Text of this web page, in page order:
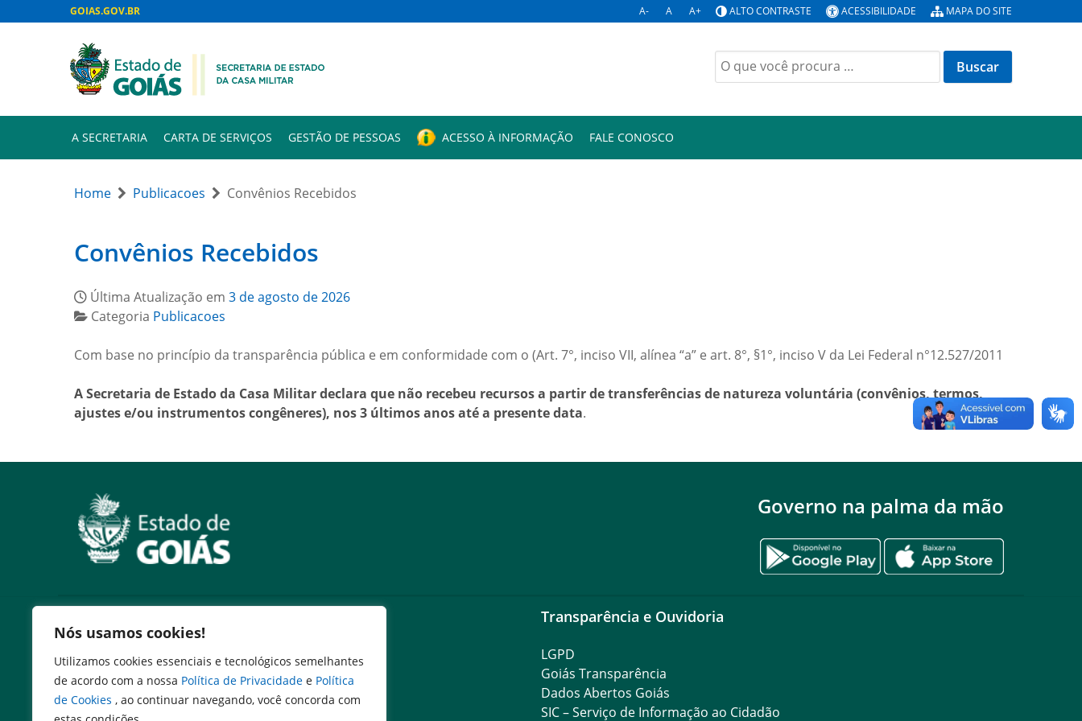
Nós usamos cookies!
Utilizamos cookies essenciais e tecnológicos semelhantes
de acordo com a nossa Política de Privacidade e Política
de Cookies , ao continuar navegando, você concorda com
GOIAS.GOV.BR A- A A+ ALTO CONTRASTE ACESSIBILIDADE MAPA DO SITE
Buscar
por:
A SECRETARIA CARTA DE SERVIÇOS GESTÃO DE PESSOAS ACESSO À INFORMAÇÃO FALE CONOSCO
Home Publicacoes Convênios Recebidos
Convênios Recebidos
Última Atualização em 3 de agosto de 2026
Categoria Publicacoes
Com base no princípio da transparência pública e em conformidade com o (Art. 7°, inciso VII, alínea “a” e art. 8°, §1°, inciso V da Lei Federal n°12.527/2011
A Secretaria de Estado da Casa Militar declara que não recebeu recursos a partir de transferências de natureza voluntária (convênios, termos,
ajustes e/ou instrumentos congêneres), nos 3 últimos anos até a presente data.
Governo na palma da mão
Secretaria de Estado da Casa Civil
Governo Federal
Assembléia Legislativa do Estado de Goiás
Transparência e Ouvidoria
LGPD
Goiás Transparência
Dados Abertos Goiás
SIC – Serviço de Informação ao Cidadão